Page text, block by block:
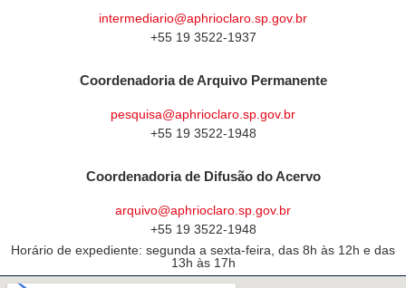
intermediario@aphrioclaro.sp.gov.br
+55 19 3522-1937
Coordenadoria de Arquivo Permanente
pesquisa@aphrioclaro.sp.gov.br
+55 19 3522-1948
Coordenadoria de Difusão do Acervo
arquivo@aphrioclaro.sp.gov.br
+55 19 3522-1948
Horário de expediente: segunda a sexta-feira, das 8h às 12h e das
13h às 17h